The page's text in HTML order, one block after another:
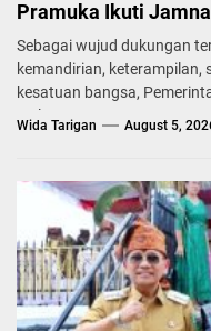
Pramuka Ikuti
Sebagai wujud dukungan
kemandirian, keterampilan,
kesatuan bangsa,
melepas...
Wida Tarigan August 5,